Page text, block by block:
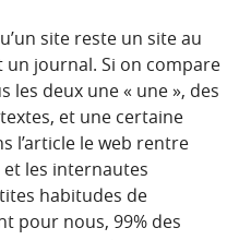
site reste un site au
journal. Si on compare
deux une « une », des
et une certaine
l’article le web rentre
les internautes
habitudes de
pour nous, 99% des